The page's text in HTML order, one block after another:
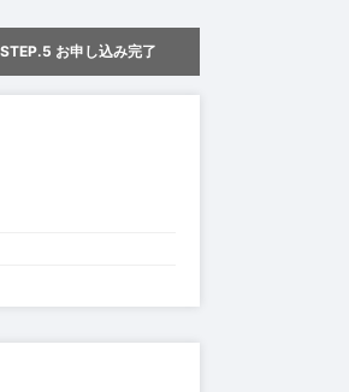
STEP.5 お申し込み完了